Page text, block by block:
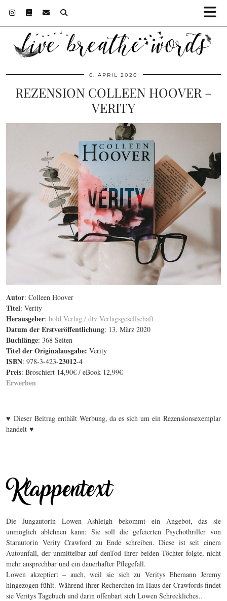
6. APRIL 2020
REZENSION COLLEEN HOOVER –
VERITY
Autor: Colleen Hoover
Titel: Verity
Herausgeber: bold Verlag / dtv Verlagsgesellschaft
Datum der Erstveröffentlichung: 13. März 2020
Buchlänge: 368 Seiten
Titel der Originalausgabe: Verity
ISBN: 978-3-423-23012-4
Preis: Broschiert 14,90€ / eBook 12,99€
Erwerben
♥ Dieser Beitrag enthält Werbung, da es sich um ein Rezensionsexemplar
handelt ♥
Die Jungautorin Lowen Ashleigh bekommt ein Angebot, das sie
unmöglich ablehnen kann: Sie soll die gefeierten Psychothriller von
Starautorin Verity Crawford zu Ende schreiben. Diese ist seit einem
Autounfall, der unmittelbar auf denTod ihrer beiden Töchter folgte, nicht
mehr ansprechbar und ein dauerhafter Pflegefall.
Lowen akzeptiert – auch, weil sie sich zu Veritys Ehemann Jeremy
hingezogen fühlt. Während ihrer Recherchen im Haus der Crawfords findet
sie Veritys Tagebuch und darin offenbart sich Lowen Schreckliches…